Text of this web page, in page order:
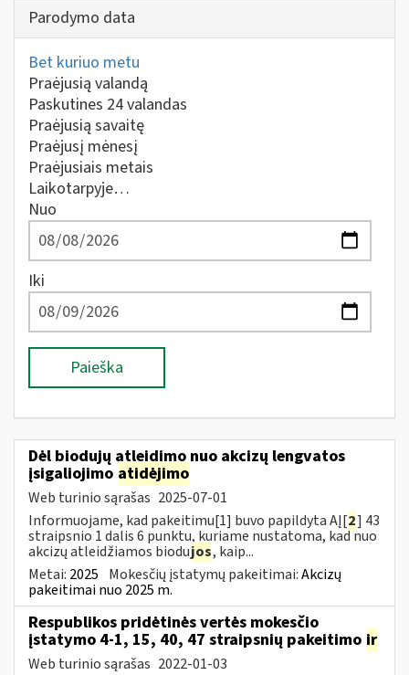
Parodymo data
Bet kuriuo metu
Praėjusią valandą
Paskutines 24 valandas
Praėjusią savaitę
Praėjusį mėnesį
Praėjusiais metais
Laikotarpyje…
Nuo
Iki
Paieška
Dėl biodujų atleidimo nuo akcizų lengvatos
įsigaliojimo atidėjimo
Web turinio sąrašas 2025-07-01
Informuojame, kad pakeitimu[1] buvo papildyta AĮ[2] 43
straipsnio 1 dalis 6 punktu, kuriame nustatoma, kad nuo
akcizų atleidžiamos biodujos, kaip...
Metai: 2025 Mokesčių įstatymų pakeitimai:Akcizų
pakeitimai nuo 2025 m.
Respublikos pridėtinės vertės mokesčio
įstatymo 4-1, 15, 40, 47 straipsnių pakeitimo ir
Web turinio sąrašas 2022-01-03